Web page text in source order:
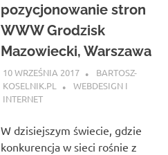
pozycjonowanie stron
WWW Grodzisk
Mazowiecki, Warszawa
10 WRZEŚNIA 2017
BARTOSZ-
KOSELNIK.PL
WEBDESIGN I
INTERNET
W dzisiejszym świecie, gdzie
konkurencja w sieci rośnie z